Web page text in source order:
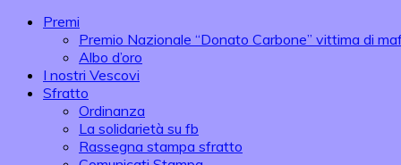
Premi
Premio Nazionale “Donato Carbone” vittima di
Albo d’oro
I nostri Vescovi
Sfratto
Ordinanza
La solidarietà su fb
Rassegna stampa sfratto